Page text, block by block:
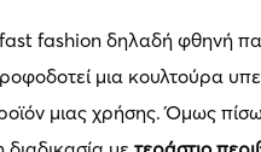
fashion δηλαδή φθηνή
μια κουλτούρα
μιας χρήσης. Όμως